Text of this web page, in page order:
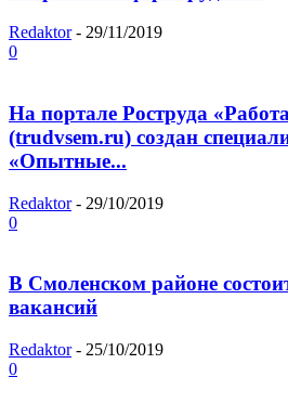
Redaktor - 29/11/2019
0
На портале Роструда
(trudvsem.ru) создан
«Опытные...
Redaktor - 29/10/2019
0
В Смоленском районе
вакансий
Redaktor - 25/10/2019
0